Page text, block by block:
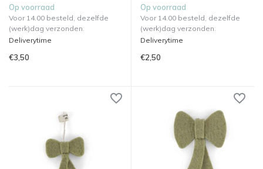
Op voorraad
Voor 14.00 besteld, dezelfde
(werk)dag verzonden.
Deliverytime
€3,50
Op voorraad
Voor 14.00 besteld, dezelfde
(werk)dag verzonden.
Deliverytime
€2,50